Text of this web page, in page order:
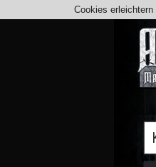
Cookies